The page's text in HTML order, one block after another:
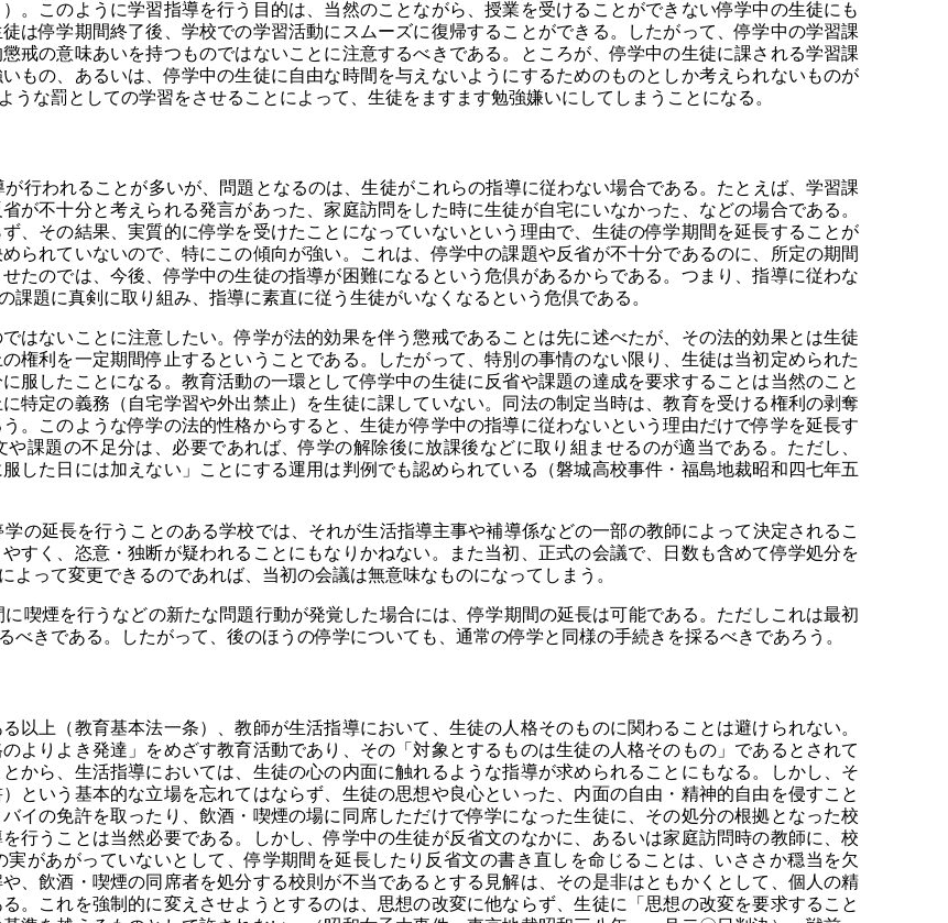
。このように学習指導を行う目的は、当然のことながら、授業を受けることができない停学中の生徒にも
は停学期間終了後、学校での学習活動にスムーズに復帰することができる。したがって、停学中の学習課
戒の意味あいを持つものではないことに注意するべきである。ところが、停学中の生徒に課される学習課
もの、あるいは、停学中の生徒に自由な時間を与えないようにするためのものとしか考えられないものが
な罰としての学習をさせることによって、生徒をますます勉強嫌いにしてしまうことになる。
行われることが多いが、問題となるのは、生徒がこれらの指導に従わない場合である。たとえば、学習課
が不十分と考えられる発言があった、家庭訪問をした時に生徒が自宅にいなかった、などの場合である。
、その結果、実質的に停学を受けたことになっていないという理由で、生徒の停学期間を延長することが
られていないので、特にこの傾向が強い。これは、停学中の課題や反省が不十分であるのに、所定の期間
たのでは、今後、停学中の生徒の指導が困難になるという危倶があるからである。つまり、指導に従わな
題に真剣に取り組み、指導に素直に従う生徒がいなくなるという危倶である。
はないことに注意したい。停学が法的効果を伴う懲戒であることは先に述べたが、その法的効果とは生徒
権利を一定期間停止するということである。したがって、特別の事情のない限り、生徒は当初定められた
服したことになる。教育活動の一環として停学中の生徒に反省や課題の達成を要求することは当然のこと
特定の義務（自宅学習や外出禁止）を生徒に課していない。同法の制定当時は、教育を受ける権利の剥奪
。このような停学の法的性格からすると、生徒が停学中の指導に従わないという理由だけで停学を延長す
課題の不足分は、必要であれば、停学の解除後に放課後などに取り組ませるのが適当である。ただし、
した日には加えない」ことにする運用は判例でも認められている（磐城高校事件・福島地裁昭和四七年五
延長を行うことのある学校では、それが生活指導主事や補導係などの一部の教師によって決定されるこ
すく、恣意・独断が疑われることにもなりかねない。また当初、正式の会議で、日数も含めて停学処分を
って変更できるのであれば、当初の会議は無意味なものになってしまう。
喫煙を行うなどの新たな問題行動が発覚した場合には、停学期間の延長は可能である。ただしこれは最初
きである。したがって、後のほうの停学についても、通常の停学と同様の手続きを採るべきであろう。
以上（教育基本法一条）、教師が生活指導において、生徒の人格そのものに関わることは避けられない。
よりよき発達」をめざす教育活動であり、その「対象とするものは生徒の人格そのもの」であるとされて
から、生活指導においては、生徒の心の内面に触れるような指導が求められることにもなる。しかし、そ
という基本的な立場を忘れてはならず、生徒の思想や良心といった、内面の自由・精神的自由を侵すこと
イの免許を取ったり、飲酒・喫煙の場に同席しただけで停学になった生徒に、その処分の根拠となった校
行うことは当然必要である。しかし、停学中の生徒が反省文のなかに、あるいは家庭訪問時の教師に、校
があがっていないとして、停学期間を延長したり反省文の書き直しを命じることは、いささか穏当を欠
、飲酒・喫煙の同席者を処分する校則が不当であるとする見解は、その是非はともかくとして、個人の精
。これを強制的に変えさせようとするのは、思想の改変に他ならず、生徒に「思想の改変を要求すること